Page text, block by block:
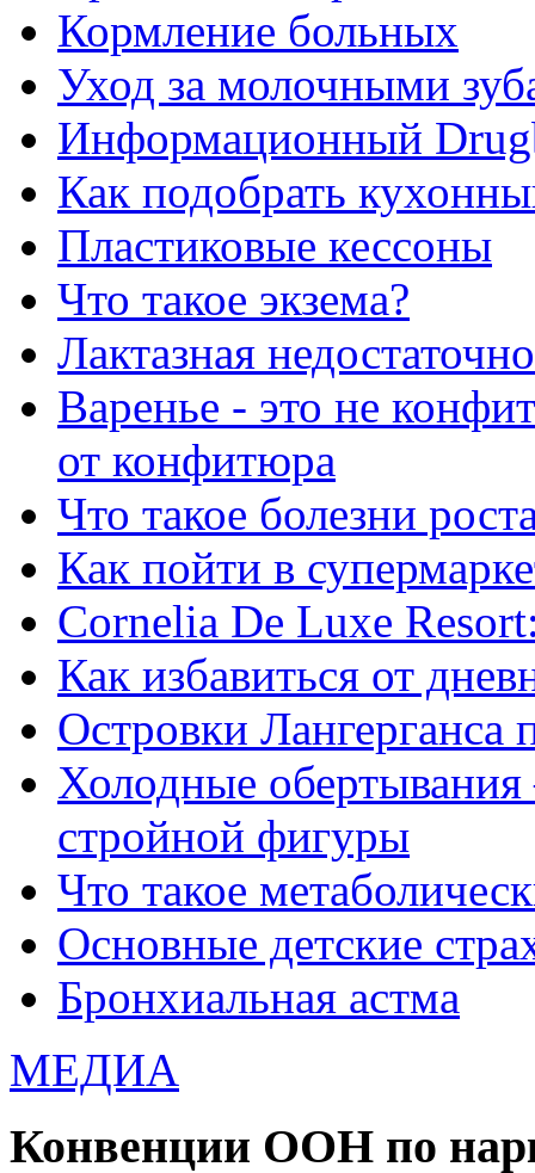
Кормление больных
Уход за молочными
Информационный
Как подобрать
Пластиковые кессоны
Что такое экзема?
Лактазная
Варенье - это не
от конфитюра
Что такое болезни
Как пойти в
Сornelia De Luxe
Как избавиться от
Островки
Холодные обертывания
стройной фигуры
Что такое
Основные детские
Бронхиальная астма
МЕДИА
Конвенции ООН по